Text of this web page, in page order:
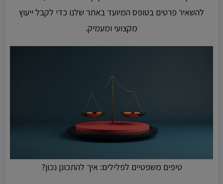
להשאיר פרטים בטופס המיועד באתר שלנו כדי לקבל ייעוץ
מקצועי ומעמיק.
טיפים משפטיים לפלילים: איך להתכונן נכון?